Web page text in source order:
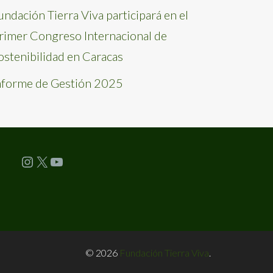
Tierra Viva participará en el
Congreso Internacional de
en Caracas
de Gestión 2025
Instagram X YouTube
© 2026 Fundación Tierra Viva.